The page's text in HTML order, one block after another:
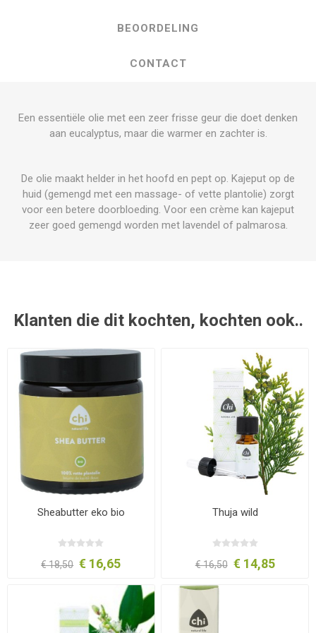
BEOORDELING
CONTACT
Een essentiële olie met een zeer frisse geur die doet denken
aan eucalyptus, maar die warmer en zachter is.
De olie maakt helder in het hoofd en pept op. Kajeput op de
huid (gemengd met een massage- of vette plantolie) zorgt
voor een betere doorbloeding. Voor een crème kan kajeput
zeer goed gemengd worden met lavendel of palmarosa.
Klanten die dit kochten, kochten ook..
Sheabutter eko bio
€ 18,50 € 16,65
Thuja wild
€ 16,50 € 14,85